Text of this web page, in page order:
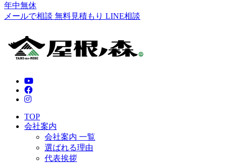
年中無休
メールで相談 無料見積もり LINE相談
TOP
会社案内
会社案内 一覧
選ばれる理由
代表挨拶